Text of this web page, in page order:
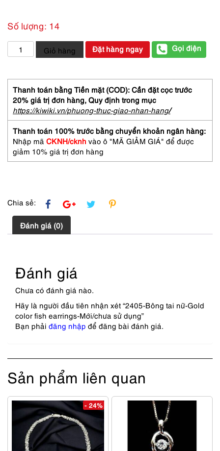
Số lượng: 14
2405-
Bông
nữ-
Gold
color
fish
earrings-
Mới/chưa
sử
dụng
số
Giỏ hàng Đặt hàng ngay Gọi điện
Thanh toán bằng Tiền mặt (COD): Cần đặt cọc trước
20% giá trị đơn hàng, Quy định trong mục
https://kiwiki.vn/phuong-thuc-giao-nhan-hang/
Thanh toán 100% trước bằng chuyển khoản ngân hàng:
Nhập mã CKNH/cknh vào ô "MÃ GIẢM GIÁ" để được
giảm 10% giá trị đơn hàng
Chia sẻ:
Đánh giá (0)
Đánh giá
Chưa có đánh giá nào.
Hãy là người đầu tiên nhận xét “2405-Bông tai nữ-Gold
color fish earrings-Mới/chưa sử dụng”
Bạn phải đăng nhập để đăng bài đánh giá.
Sản phẩm liên quan
- 24%